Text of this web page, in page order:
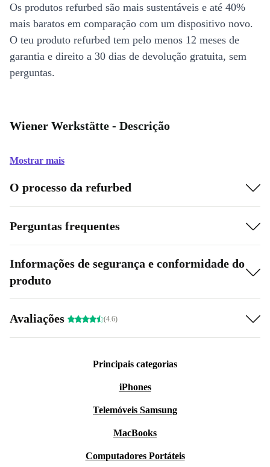
Os produtos refurbed são mais sustentáveis e até 40%
mais baratos em comparação com um dispositivo novo.
O teu produto refurbed tem pelo menos 12 meses de
garantia e direito a 30 dias de devolução gratuita, sem
perguntas.
Wiener Werkstätte - Descrição
Mostrar mais
O processo da refurbed
Perguntas frequentes
Informações de segurança e conformidade do
produto
Avaliações (4.6)
Principais categorias
iPhones
Telemóveis Samsung
MacBooks
Computadores Portáteis